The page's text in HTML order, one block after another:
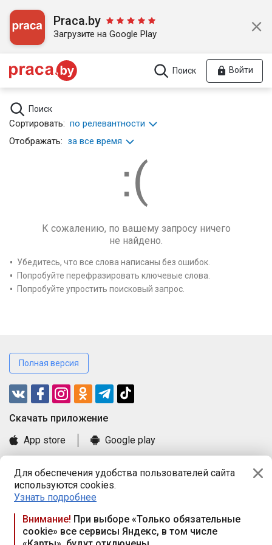
Для обеспечения удобства пользователей сайта
используются cookies.
Узнать подробнее
Внимание! При выборе «Только обязательные
cookie» все сервисы Яндекс, в том числе
Praca.by
Загрузите на Google Play
Поиск Войти
Поиск
Сортировать: по релевантности
Отображать: за все время
К сожалению, по вашему запросу ничего
не найдено.
Убедитесь, что все слова написаны без ошибок.
Попробуйте перефразировать ключевые слова.
Попробуйте упростить поисковый запрос.
Полная версия
Cкачать приложение
App store
Google play
Книга замечаний и предложений
Правила и документы
Praca.by © 2000—2026, ООО «ПРАЦА БАЙ»
Республика Беларусь, 220114, г. Минск, пр-т Независимости
117а, пом. № 9.